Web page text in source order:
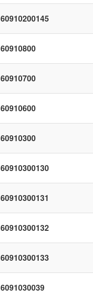
60910200145
60910800
60910700
60910600
60910300
60910300130
60910300131
60910300132
60910300133
6091030039